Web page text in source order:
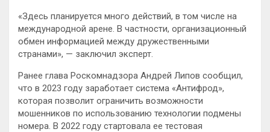
«Здесь планируется много действий, в том числе на
международной арене. В частности, организационный
обмен информацией между дружественными
странами», — заключил эксперт.
Ранее глава Роскомнадзора Андрей Липов сообщил,
что в 2023 году заработает система «Антифрод»,
которая позволит ограничить возможности
мошенников по использованию технологии подмены
номера. В 2022 году стартовала ее тестовая